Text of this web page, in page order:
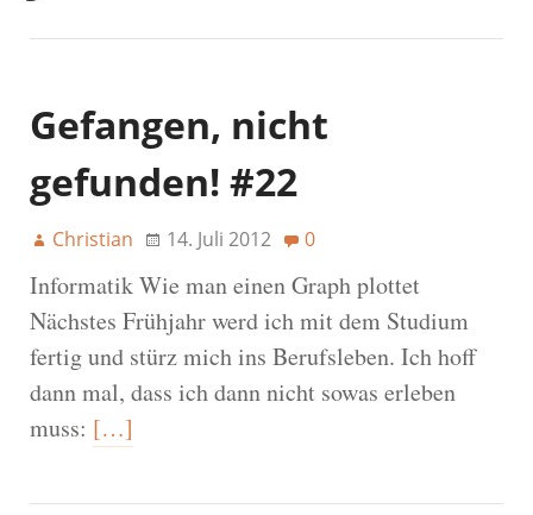
Gefangen, nicht
gefunden! #22
Christian 14. Juli 2012 0
Informatik Wie man einen Graph plottet
Nächstes Frühjahr werd ich mit dem Studium
fertig und stürz mich ins Berufsleben. Ich hoff
dann mal, dass ich dann nicht sowas erleben
muss: […]